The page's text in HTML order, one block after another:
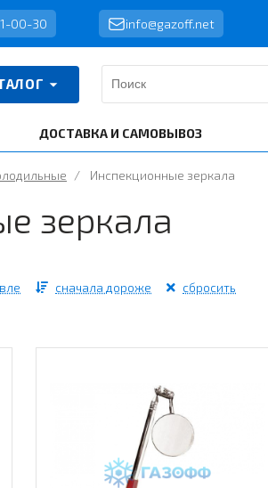
00-30 info@gazoff.net
ДОСТАВКА И САМОВЫВОЗ
/ Инспекционные зеркала
зеркала
сначала дороже сбросить